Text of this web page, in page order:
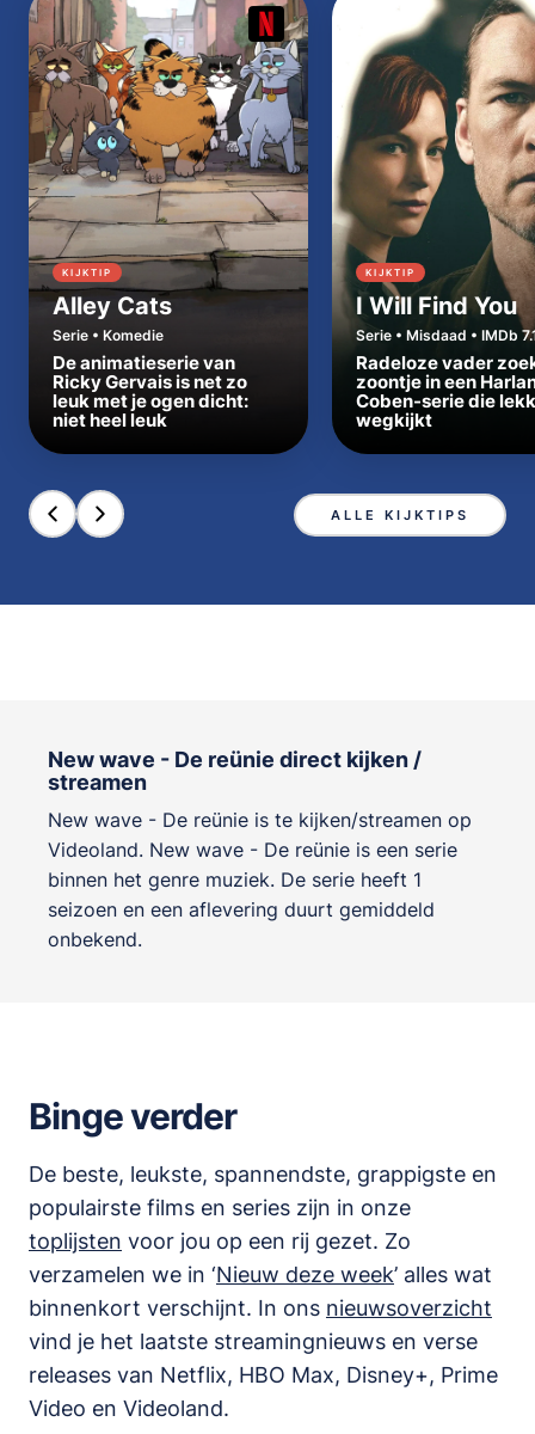
KIJKTIP
Alley Cats
Serie • Komedie
De animatieserie van
Ricky Gervais is net zo
leuk met je ogen dicht:
niet heel leuk
KIJKTIP
I Will Find You
Serie • Misdaad • IMDb
Radeloze vader
zoontje in een
Coben-serie die
wegkijkt
ALLE KIJKTIPS
New wave - De reünie direct kijken /
streamen
New wave - De reünie is te kijken/streamen op
Videoland. New wave - De reünie is een serie
binnen het genre muziek. De serie heeft 1
seizoen en een aflevering duurt gemiddeld
onbekend.
Binge verder
De beste, leukste, spannendste, grappigste en
populairste films en series zijn in onze
toplijsten voor jou op een rij gezet. Zo
verzamelen we in ‘Nieuw deze week’ alles wat
binnenkort verschijnt. In ons nieuwsoverzicht
vind je het laatste streamingnieuws en verse
releases van Netflix, HBO Max, Disney+, Prime
Video en Videoland.